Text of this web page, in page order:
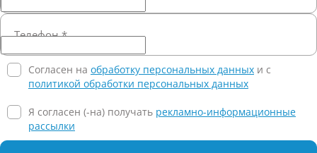
Телефон*
Согласен на обработку персональных данных и c
политикой обработки персональных данных
Я согласен (-на) получать рекламно-информационные
рассылки